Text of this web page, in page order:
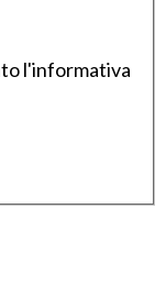
l'informativa